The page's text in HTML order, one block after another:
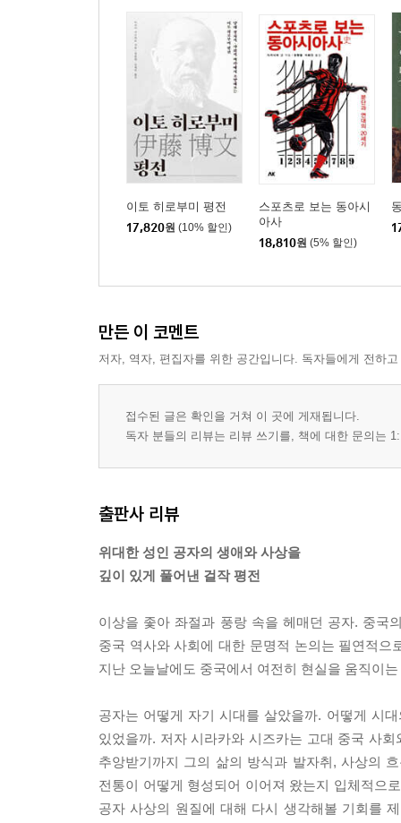
이토 히로부미 평전
17,820원 (10% 할인)
스포츠로 보는 동아시
아사
18,810원 (5% 할인)
만든 이 코멘트
저자, 역자, 편집자를 위한 공간입니다. 독자들에게 전하
접수된 글은 확인을 거쳐 이 곳에 게재됩니다.
독자 분들의 리뷰는 리뷰 쓰기를, 책에 대한 문의는
출판사 리뷰
위대한 성인 공자의 생애와 사상을
깊이 있게 풀어낸 걸작 평전
이상을 좇아 좌절과 풍랑 속을 헤매던 공자. 중국
중국 역사와 사회에 대한 문명적 논의는 필연적
지난 오늘날에도 중국에서 여전히 현실을 움직이
공자는 어떻게 자기 시대를 살았을까. 어떻게 시
있었을까. 저자 시라카와 시즈카는 고대 중국 사
추앙받기까지 그의 삶의 방식과 발자취, 사상의
전통이 어떻게 형성되어 이어져 왔는지 입체적으
공자 사상의 원질에 대해 다시 생각해볼 기회를